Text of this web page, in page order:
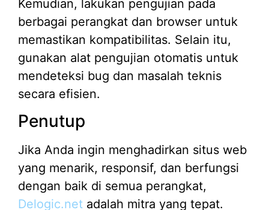
Kemudian, lakukan pengujian pada
berbagai perangkat dan browser untuk
memastikan kompatibilitas. Selain itu,
gunakan alat pengujian otomatis untuk
mendeteksi bug dan masalah teknis
secara efisien.
Penutup
Jika Anda ingin menghadirkan situs web
yang menarik, responsif, dan berfungsi
dengan baik di semua perangkat,
Delogic.net adalah mitra yang tepat.